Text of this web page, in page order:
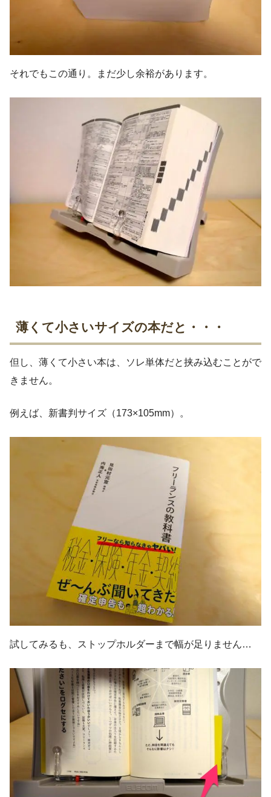
それでもこの通り。まだ少し余裕があります。
薄くて小さいサイズの本だと・・・
但し、薄くて小さい本は、ソレ単体だと挟み込むことがで
きません。
例えば、新書判サイズ（173×105mm）。
試してみるも、ストップホルダーまで幅が足りません…